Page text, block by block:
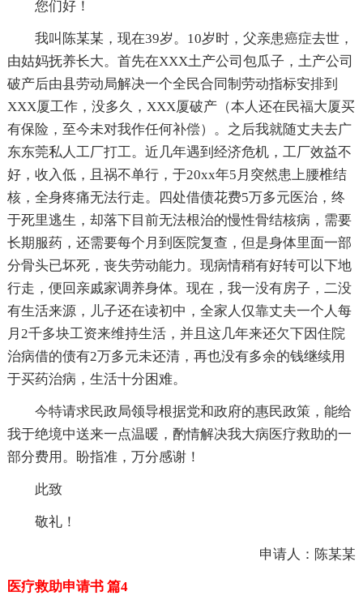
您们好！
我叫陈某某，现在39岁。10岁时，父亲患癌症去世，
由姑妈抚养长大。首先在XXX土产公司包瓜子，土产公司
破产后由县劳动局解决一个全民合同制劳动指标安排到
XXX厦工作，没多久，XXX厦破产（本人还在民福大厦买
有保险，至今未对我作任何补偿）。之后我就随丈夫去广
东东莞私人工厂打工。近几年遇到经济危机，工厂效益不
好，收入低，且祸不单行，于20xx年5月突然患上腰椎结
核，全身疼痛无法行走。四处借债花费5万多元医治，终
于死里逃生，却落下目前无法根治的慢性骨结核病，需要
长期服药，还需要每个月到医院复查，但是身体里面一部
分骨头已坏死，丧失劳动能力。现病情稍有好转可以下地
行走，便回亲戚家调养身体。现在，我一没有房子，二没
有生活来源，儿子还在读初中，全家人仅靠丈夫一个人每
月2千多块工资来维持生活，并且这几年来还欠下因住院
治病借的债有2万多元未还清，再也没有多余的钱继续用
于买药治病，生活十分困难。
今特请求民政局领导根据党和政府的惠民政策，能给
我于绝境中送来一点温暖，酌情解决我大病医疗救助的一
部分费用。盼指准，万分感谢！
此致
敬礼！
申请人：陈某某
医疗救助申请书 篇4